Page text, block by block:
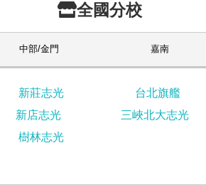
全國分校
中部/金門 嘉南
新莊志光 台北旗艦
新店志光 三峽北大志光
樹林志光